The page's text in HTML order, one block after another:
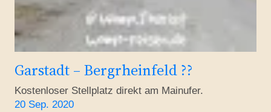
Garstadt – Bergrheinfeld ??
Kostenloser Stellplatz direkt am Mainufer.
20 Sep. 2020